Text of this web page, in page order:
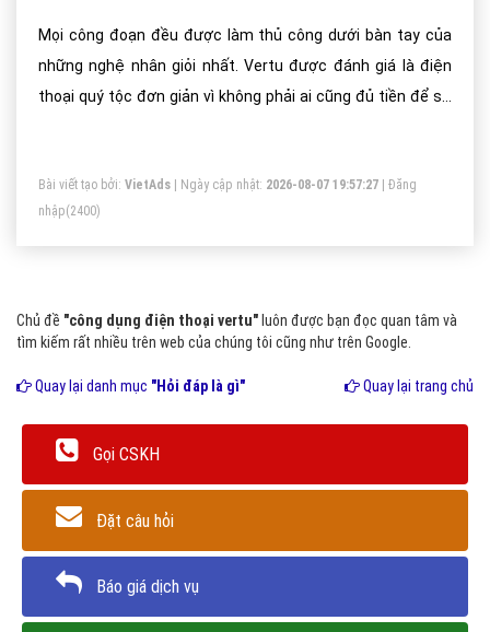
Mọi công đoạn đều được làm thủ công dưới bàn tay của
những nghệ nhân giỏi nhất. Vertu được đánh giá là điện
thoại quý tộc đơn giản vì không phải ai cũng đủ tiền để sở
Bài viết tạo bởi: VietAds | Ngày cập nhật: 2026-08-07 19:57:27
Đăng
nhập(2400)
Chủ đề "công dụng điện thoại vertu" luôn được bạn đọc quan tâm và
tìm kiếm rất nhiều trên web của chúng tôi cũng như trên Google.
Quay lại danh mục "Hỏi đáp là gì" Quay lại trang chủ
Gọi CSKH
Đặt câu hỏi
Báo giá dịch vụ